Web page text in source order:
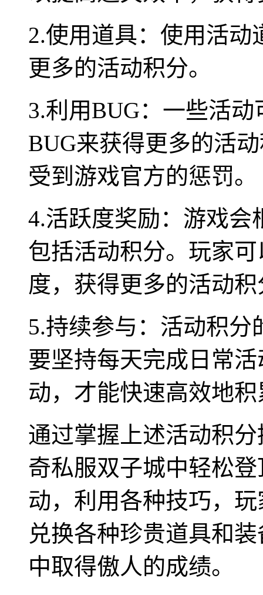
2.使用道具：使用活
更多的活动积分。
3.利用BUG：一些活
BUG来获得更多的活
受到游戏官方的惩罚。
4.活跃度奖励：游戏会
包括活动积分。玩家
度，获得更多的活动
5.持续参与：活动积
要坚持每天完成日常
动，才能快速高效地
通过掌握上述活动积
奇私服双子城中轻松
动，利用各种技巧，
兑换各种珍贵道具和
中取得傲人的成绩。